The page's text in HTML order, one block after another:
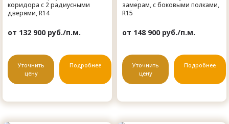
коридора с 2 радиусными
дверями, R14
от 132 900 руб./п.м.
Уточнить
цену
Подробнее
замерам, с боковыми полками,
R15
от 148 900 руб./п.м.
Уточнить
цену
Подробнее